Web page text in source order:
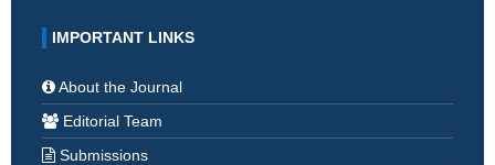
IMPORTANT LINKS
About the Journal
Editorial Team
Submissions